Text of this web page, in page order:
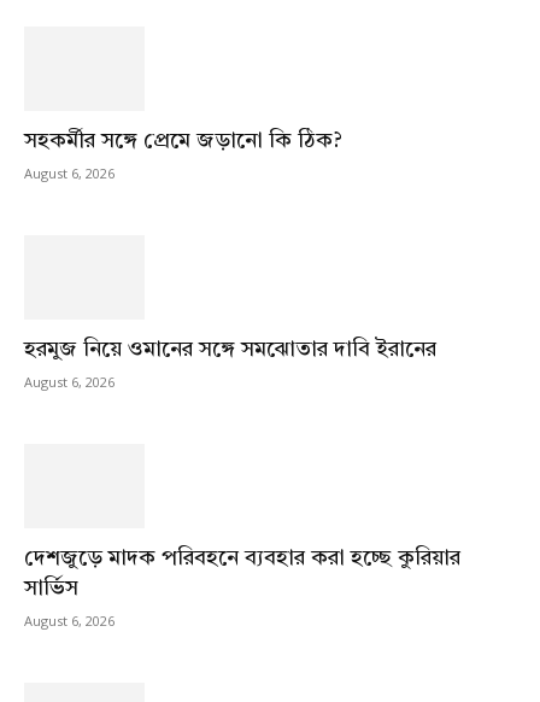
সহকর্মীর সঙ্গে প্রেমে জড়ানো কি ঠিক?
August 6, 2026
হরমুজ নিয়ে ওমানের সঙ্গে সমঝোতার দাবি ইরানের
August 6, 2026
দেশজুড়ে মাদক পরিবহনে ব্যবহার করা হচ্ছে কুরিয়ার
সার্ভিস
August 6, 2026